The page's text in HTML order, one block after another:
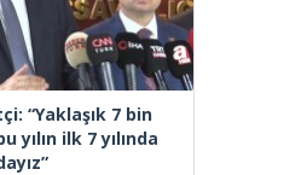
“Yaklaşık 7 bin
yılın ilk 7 yılında